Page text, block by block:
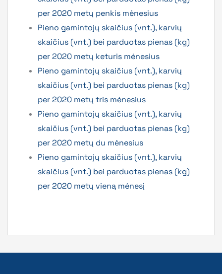
per 2020 metų penkis mėnesius
Pieno gamintojų skaičius (vnt.), karvių
skaičius (vnt.) bei parduotas pienas (kg)
per 2020 metų keturis mėnesius
Pieno gamintojų skaičius (vnt.), karvių
skaičius (vnt.) bei parduotas pienas (kg)
per 2020 metų tris mėnesius
Pieno gamintojų skaičius (vnt.), karvių
skaičius (vnt.) bei parduotas pienas (kg)
per 2020 metų du mėnesius
Pieno gamintojų skaičius (vnt.), karvių
skaičius (vnt.) bei parduotas pienas (kg)
per 2020 metų vieną mėnesį